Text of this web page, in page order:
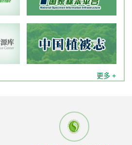
所科研和支撑岗位招聘启事[ 2026-
[ 2026-07- 更多 +